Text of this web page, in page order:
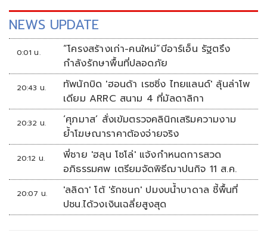
NEWS UPDATE
0:01 น.
“โครงสร้างเก่า-คนใหม่”บีอาร์เอ็น รัฐตรึง
กำลังรักษาพื้นที่ปลอดภัย
20:43 น.
ทัพนักบิด 'ฮอนด้า เรซซิ่ง ไทยแลนด์' ลุ้นล่าโพ
เดียม ARRC สนาม 4 ที่มัลดาลิกา
20:32 น.
‘ศุภมาส’ สั่งเข้มตรวจคลินิกเสริมความงาม
ย้ำโฆษณาราคาต้องจ่ายจริง
20:12 น.
พี่ชาย 'ฮลุน โซโล่' แจ้งกำหนดการสวด
อภิธรรมศพ เตรียมจัดพิธีฌาปนกิจ 11 ส.ค.
20:07 น.
'ลลิดา' โต้ 'รักชนก' ปมงบน้ำบาดาล ชี้พื้นที่
ปชน.ได้วงเงินเฉลี่ยสูงสุด